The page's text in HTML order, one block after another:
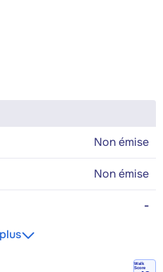
Non émise
Non émise
-
Walk
Score